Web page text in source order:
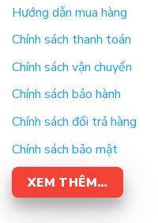
Hướng dẫn mua hàng
Chính sách thanh toán
Chính sách vận chuyển
Chính sách bảo hành
Chính sách đổi trả hàng
Chính sách bảo mật
XEM THÊM…